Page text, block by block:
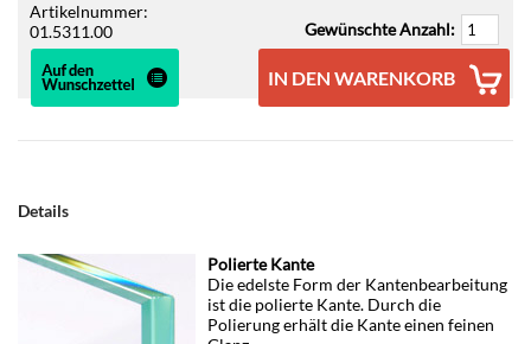
Artikelnummer:
01.5311.00
Gewünschte Anzahl:
IN DEN WARENKORB
Details
Polierte Kante
Die edelste Form der Kantenbearbeitung
ist die polierte Kante. Durch die
Polierung erhält die Kante einen feinen